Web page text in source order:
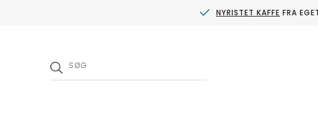
NYRISTET KAFFE FRA